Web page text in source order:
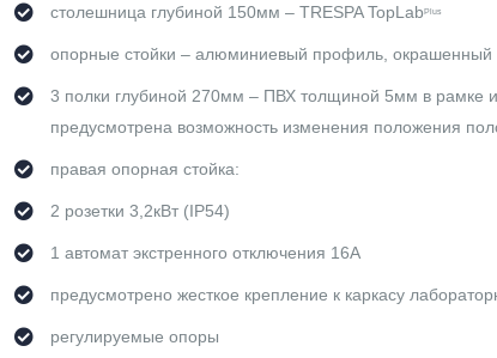
столешница глубиной 150мм – TRESPA TopLabPlus
опорные стойки – алюминиевый профиль, окрашенный
3 полки глубиной 270мм – ПВХ толщиной 5мм в рамке
предусмотрена возможность изменения положения
правая опорная стойка:
2 розетки 3,2кВт (IP54)
1 автомат экстренного отключения 16А
предусмотрено жесткое крепление к каркасу
регулируемые опоры